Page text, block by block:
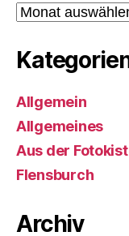
Archiv
Allgemein
Allgemeines
Aus der
Flensburch
Archiv